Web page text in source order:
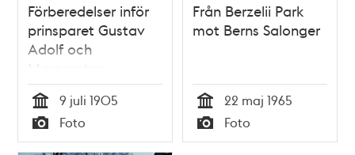
Förberedelser inför
prinsparet Gustav
Adolf och
Margaretas
ankomst den 9 juli
1905
Tid
9 juli 1905
Typ
Foto
Från Berzelii Park
mot Berns Salonger
Tid
22 maj 1965
Typ
Foto